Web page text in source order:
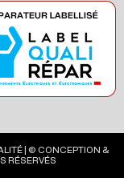
| © CONCEPTION &
RÉSERVÉS